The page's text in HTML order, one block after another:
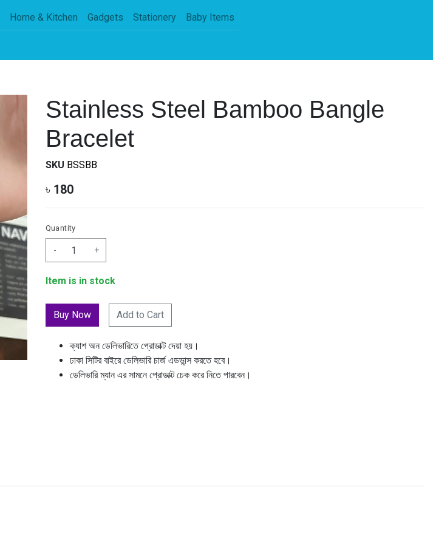
Home & Kitchen Gadgets Stationery Baby Items
Stainless Steel Bamboo Bangle
Bracelet
SKU BSSBB
৳ 180
Quantity
- +
Item is in stock
Add to Cart
ক্যাশ অন ডেলিভারিতে প্রোডাক্ট দেয়া হয়।
ঢাকা সিটির বাইরে ডেলিভারি চার্জ এডভান্স করতে হবে।
ডেলিভারি ম্যান এর সামনে প্রোডাক্ট চেক করে নিতে পারবেন।